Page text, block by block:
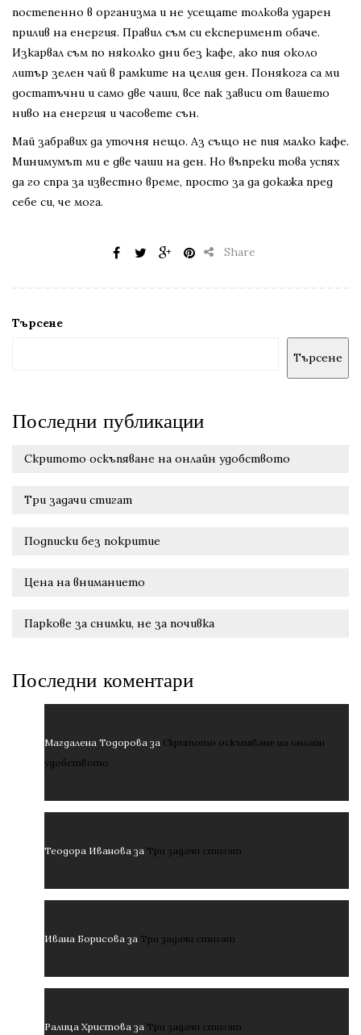
постепенно в организма и не усещате толкова ударен
прилив на енергия. Правил съм си експеримент обаче.
Изкарвал съм по няколко дни без кафе, ако пия около
литър зелен чай в рамките на целия ден. Понякога са ми
достатъчни и само две чаши, все пак зависи от вашето
ниво на енергия и часовете сън.
Май забравих да уточня нещо. Аз също не пия малко кафе.
Минимумът ми е две чаши на ден. Но въпреки това успях
да го спра за известно време, просто за да докажа пред
себе си, че мога.
Share
Търсене
Търсене
Последни публикации
Скритото оскъпяване на онлайн удобството
Три задачи стигат
Подписки без покритие
Цена на вниманието
Паркове за снимки, не за почивка
Последни коментари
Магдалена Тодорова за Скритото оскъпяване на онлайн
удобството
Теодора Иванова за Три задачи стигат
Ивана Борисова за Три задачи стигат
Ралица Христова за Три задачи стигат